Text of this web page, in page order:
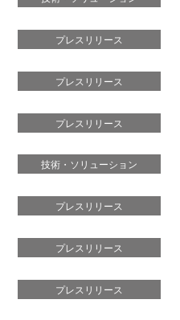
プレスリリース
プレスリリース
プレスリリース
技術・ソリューション
プレスリリース
プレスリリース
プレスリリース